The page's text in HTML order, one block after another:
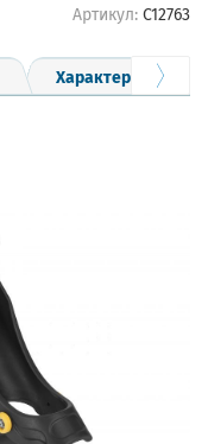
Артикул: C12763
Характеристики